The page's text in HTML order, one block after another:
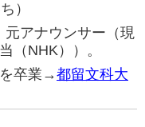
）
元アナウンサー（現
（NHK））。
を卒業→都留文科大